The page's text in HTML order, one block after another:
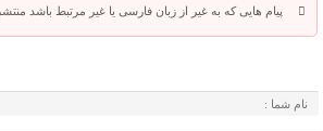
پیام هایی که به غیر از زبان فارسی یا غیر مرتبط باشد